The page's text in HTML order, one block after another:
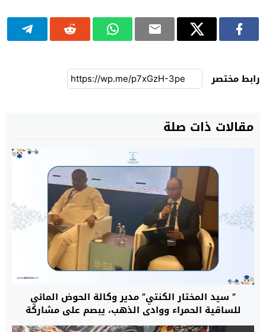
رابط مختصر
مقالات ذات صلة
” سيد المختار الكنتي” مدير وكالة الحوض المائي
للساقية الحمراء ووادي الذهب، يبصم على مشاركة
متميزة بالمملكة العربية السعودية